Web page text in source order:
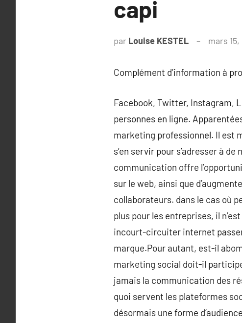
capi
par Louise KESTEL mars
Complément d’information à
Facebook, Twitter, Instagram,
personnes en ligne.
marketing professionnel. Il est
s’en servir pour s’adresser à
communication offre
sur le web, ainsi que
collaborateurs. dans le cas où
plus pour les entreprises, il
incourt-circuiter internet
marque.Pour autant, est-il
marketing social doit-il
jamais la communication des
quoi servent les plateformes
désormais une forme